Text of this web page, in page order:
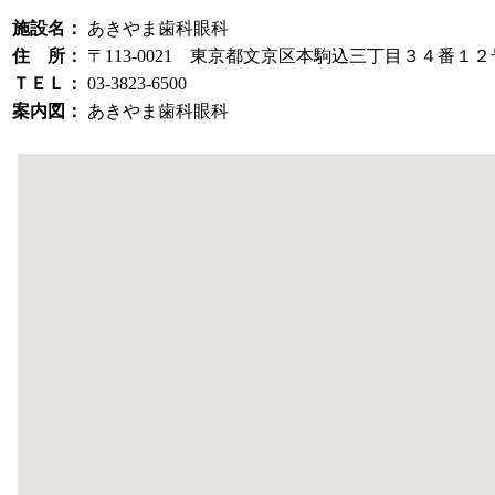
施設名：
あきやま歯科眼科
住 所：
〒113-0021 東京都文京区本駒込三丁目３４番１２
ＴＥＬ： 03-3823-6500
案内図：
あきやま歯科眼科